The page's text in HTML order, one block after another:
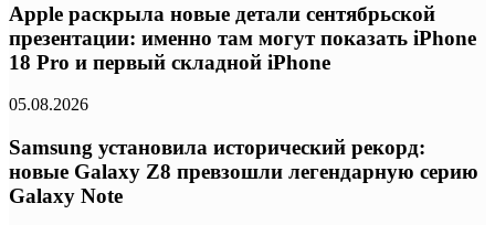
Apple раскрыла новые детали сентябрьской
презентации: именно там могут показать iPhone
18 Pro и первый складной iPhone
05.08.2026
Samsung установила исторический рекорд:
новые Galaxy Z8 превзошли легендарную серию
Galaxy Note